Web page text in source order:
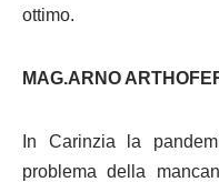
ottimo.
MAG.ARNO
In Carinzia la
problema della